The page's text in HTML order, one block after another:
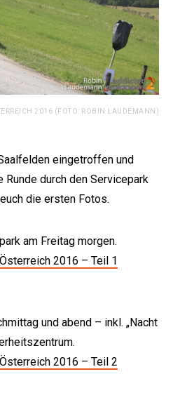
2016 (FOTO: ROBIN LAUDEMANN)
eingetroffen und
durch den Servicepark
die ersten Fotos.
am Freitag morgen.
2016 – Teil 1
und abend – inkl. „Nacht
2016 – Teil 2